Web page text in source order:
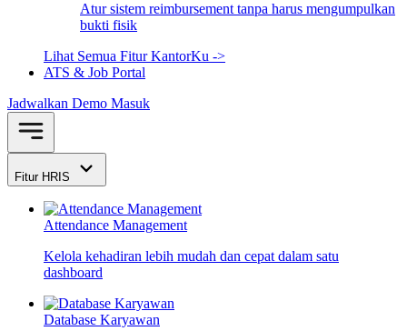
Atur sistem reimbursement tanpa harus mengumpulkan
bukti fisik
Lihat Semua Fitur KantorKu ->
ATS & Job Portal
Jadwalkan Demo Masuk
Fitur HRIS
Attendance Management
Kelola kehadiran lebih mudah dan cepat dalam satu
dashboard
Database Karyawan